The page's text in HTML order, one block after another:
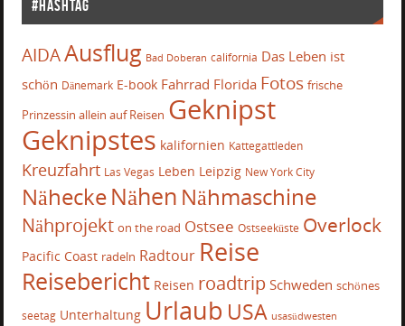
#Hashtag
AIDAAusflug Bad Doberan california Das Leben ist
schön Dänemark E-book Fahrrad Florida Fotos frische
Prinzessin allein auf Reisen Geknipst
Geknipstes kalifornien Kattegattleden
Kreuzfahrt Las Vegas Leben Leipzig New York City
NäheckeNähen Nähmaschine
Nähprojekt on the road Ostsee Ostseeküste Overlock
Pacific Coast radeln Radtour Reise
Reisebericht Reisen roadtrip Schweden schönes
seetag Unterhaltung Urlaub USA usasüdwesten